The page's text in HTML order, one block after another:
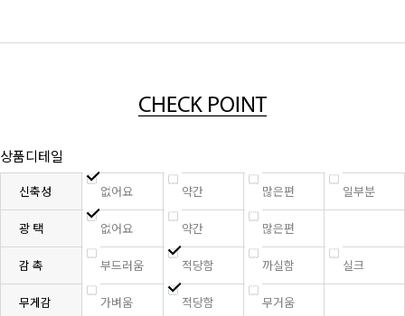
상품디테일
신축성 없어요 약간 많은편 일부분
광 택 없어요 약간 많은편
감 촉 부드러움 적당함 까실함 실크
무게감 가벼움 적당함 무거움